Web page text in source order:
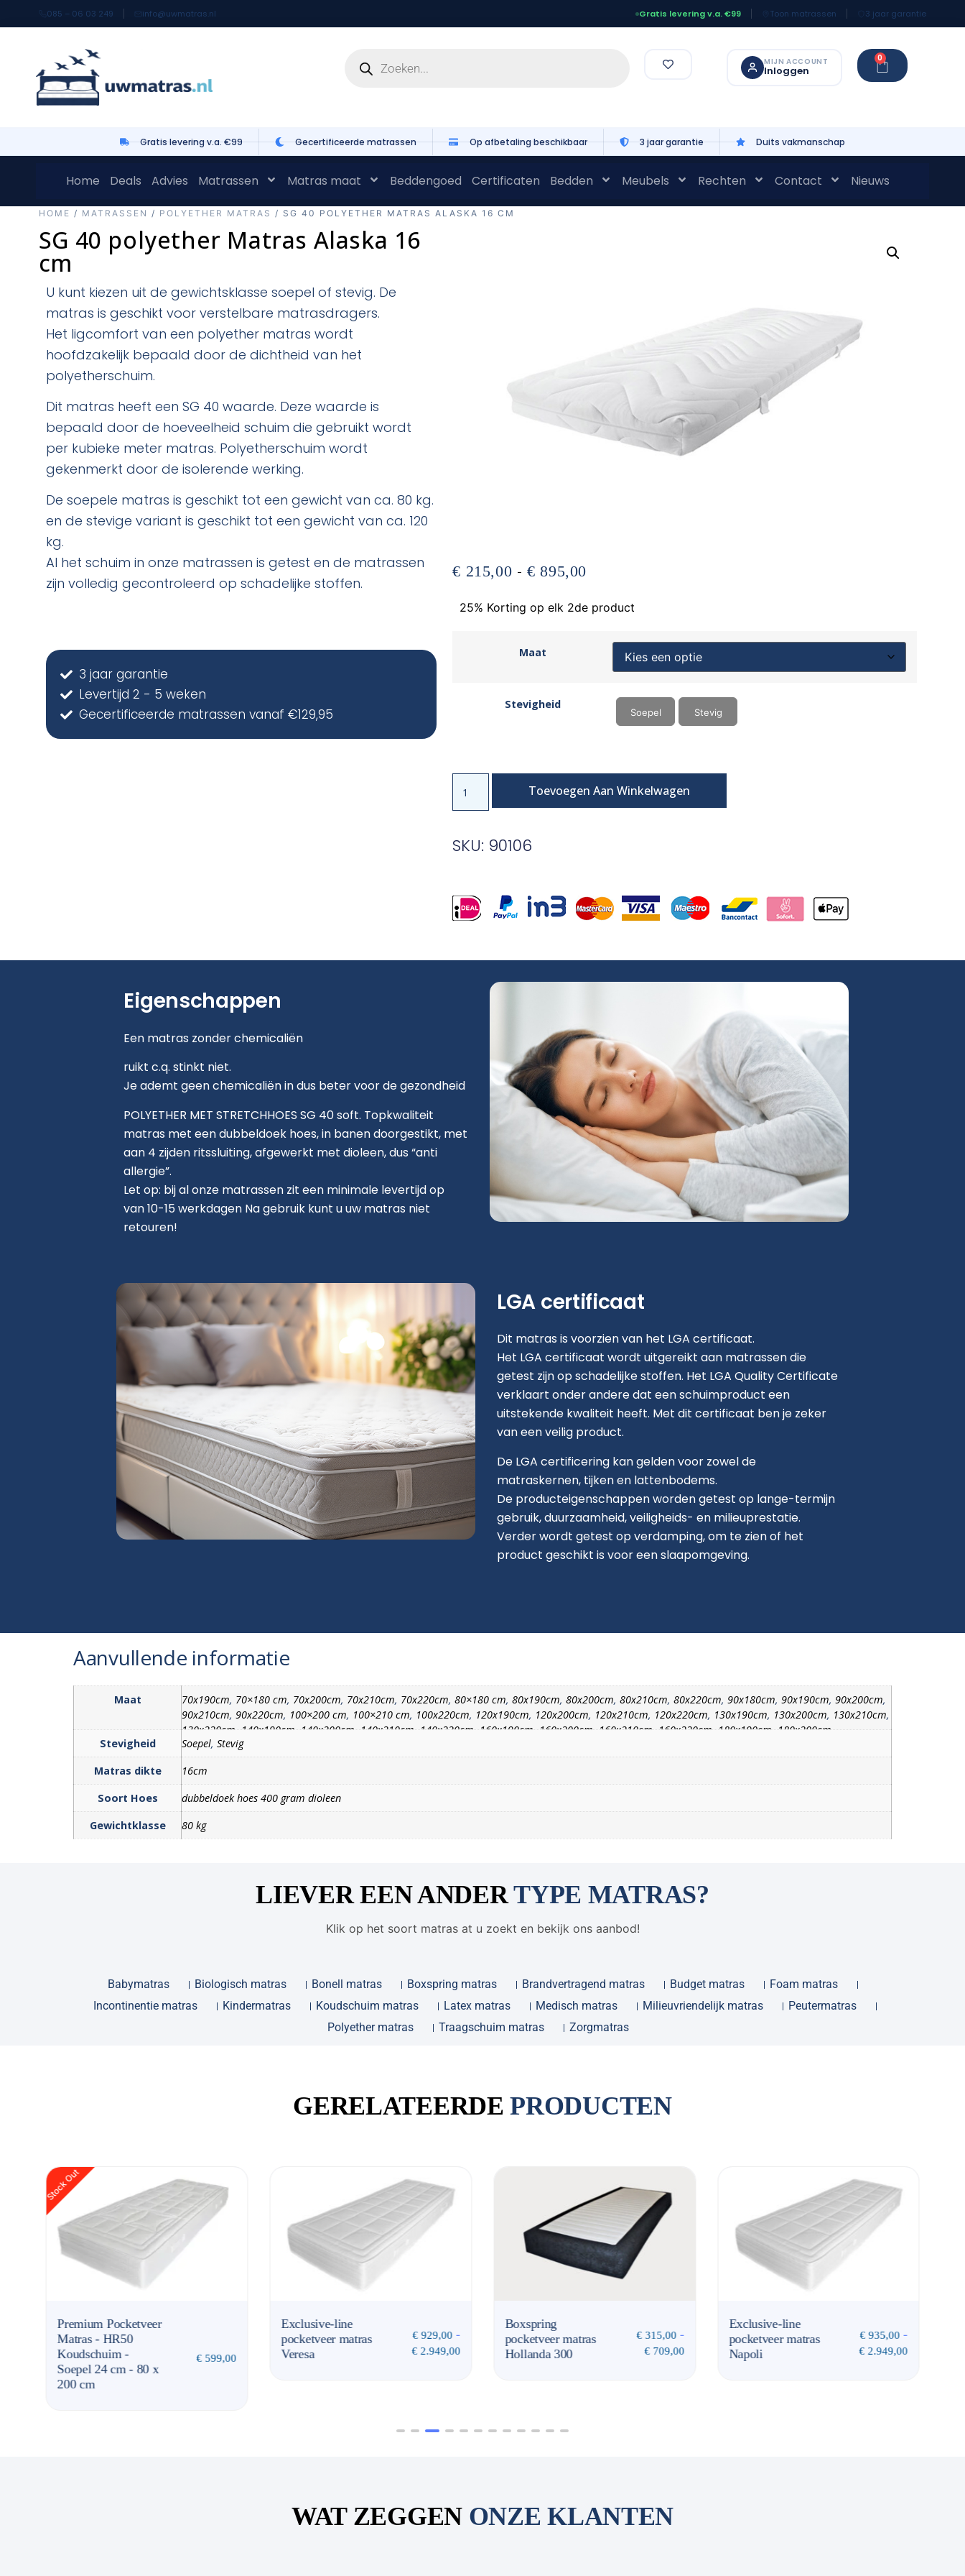
085 – 06 03 249 info@uwmatras.nl Gratis levering v.a. €99 Toon matrassen 3 jaar garantie
MIJN ACCOUNT
Inloggen
0
Gratis levering v.a. €99 Gecertificeerde matrassen Op afbetaling beschikbaar 3 jaar garantie Duits vakmanschap
Home Deals Advies Matrassen Matras maat Beddengoed Certificaten Bedden Meubels Rechten Contact Nieuws
HOME / MATRASSEN / POLYETHER MATRAS / SG 40 POLYETHER MATRAS ALASKA 16 CM
SG 40 polyether Matras Alaska 16
cm
U kunt kiezen uit de gewichtsklasse soepel of stevig. De
matras is geschikt voor verstelbare matrasdragers.
Het ligcomfort van een polyether matras wordt
hoofdzakelijk bepaald door de dichtheid van het
polyetherschuim.
Dit matras heeft een SG 40 waarde. Deze waarde is
bepaald door de hoeveelheid schuim die gebruikt wordt
per kubieke meter matras. Polyetherschuim wordt
gekenmerkt door de isolerende werking.
De soepele matras is geschikt tot een gewicht van ca. 80 kg.
en de stevige variant is geschikt tot een gewicht van ca. 120
kg.
Al het schuim in onze matrassen is getest en de matrassen
zijn volledig gecontroleerd op schadelijke stoffen.
3 jaar garantie
Levertijd 2 - 5 weken
Gecertificeerde matrassen vanaf €129,95
€ 215,00 - € 895,00
25% Korting op elk 2de product
Maat
Stevigheid
Soepel Stevig
Toevoegen Aan Winkelwagen
SKU: 90106
Eigenschappen
Een matras zonder chemicaliën
ruikt c.q. stinkt niet.
Je ademt geen chemicaliën in dus beter voor de gezondheid
POLYETHER MET STRETCHHOES SG 40 soft. Topkwaliteit
matras met een dubbeldoek hoes, in banen doorgestikt, met
aan 4 zijden ritssluiting, afgewerkt met dioleen, dus “anti
allergie”.
Let op: bij al onze matrassen zit een minimale levertijd op
van 10-15 werkdagen Na gebruik kunt u uw matras niet
retouren!
LGA certificaat
Dit matras is voorzien van het LGA certificaat.
Het LGA certificaat wordt uitgereikt aan matrassen die
getest zijn op schadelijke stoffen. Het LGA Quality Certificate
verklaart onder andere dat een schuimproduct een
uitstekende kwaliteit heeft. Met dit certificaat ben je zeker
van een veilig product.
De LGA certificering kan gelden voor zowel de
matraskernen, tijken en lattenbodems.
De producteigenschappen worden getest op lange-termijn
gebruik, duurzaamheid, veiligheids- en milieuprestatie.
Verder wordt getest op verdamping, om te zien of het
product geschikt is voor een slaapomgeving.
Aanvullende informatie
Maat 70x190cm, 70×180 cm, 70x200cm, 70x210cm, 70x220cm, 80×180 cm, 80x190cm, 80x200cm, 80x210cm, 80x220cm, 90x180cm, 90x190cm, 90x200cm,
90x210cm, 90x220cm, 100×200 cm, 100×210 cm, 100x220cm, 120x190cm, 120x200cm, 120x210cm, 120x220cm, 130x190cm, 130x200cm, 130x210cm,
130x220cm,140x190cm,140x200cm,140x210cm,140x220cm,160x190cm,160x200cm,160x210cm,160x220cm,180x190cm,180x200cm,
180x210cm,180x220cm
Stevigheid Soepel, Stevig
Matras dikte
16cm
Soort Hoes
dubbeldoek hoes 400 gram dioleen
Gewichtklasse
80 kg
LIEVER EEN ANDERTYPE MATRAS?
Klik op het soort matras at u zoekt en bekijk ons aanbod!
Babymatras Biologisch matras Bonell matras Boxspring matras Brandvertragend matras Budget matras
Foam matras
Incontinentie matras
Kindermatras Koudschuim matras Latex matras Medisch matras Milieuvriendelijk matras
Peutermatras
Polyether matras
Traagschuim matras Zorgmatras
GERELATEERDE PRODUCTEN
Stock Out
Premium Pocketveer
Matras - HR50
Koudschuim -
Soepel 24 cm - 80 x
200 cm
€599,00
Exclusive-line
pocketveer matras
Veresa
€929,00 -
€2.949,00
Boxspring
pocketveer matras
Hollanda 300
€315,00 -
€709,00
Exclusive-line
pocketveer matras
Napoli
€935,00 -
€2.949,00
WAT ZEGGEN ONZE KLANTEN